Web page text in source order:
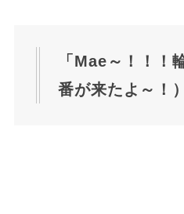
「Mae～！！！
番が来たよ～！）